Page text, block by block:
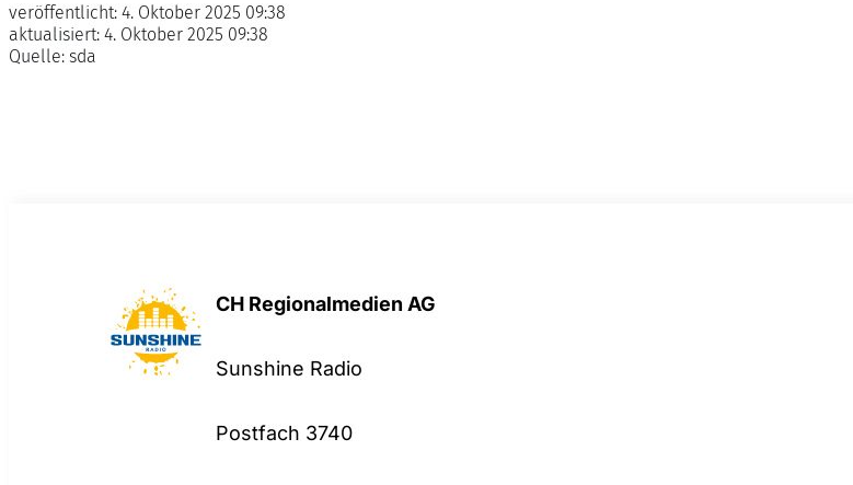
Quelle: sda
veröffentlicht: 4. Oktober 2025 09:38
aktualisiert: 4. Oktober 2025 09:38
CH Regionalmedien AG
Sunshine Radio
Postfach 3740